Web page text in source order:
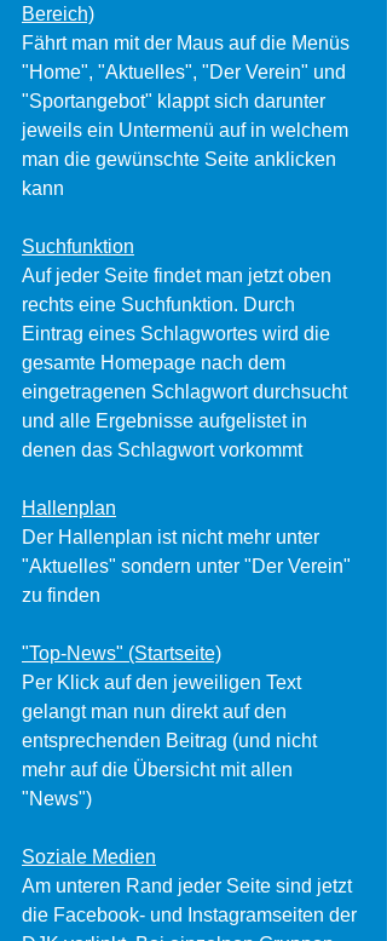
Bereich)
Fährt man mit der Maus auf die Menüs
"Home", "Aktuelles", "Der Verein" und
"Sportangebot" klappt sich darunter
jeweils ein Untermenü auf in welchem
man die gewünschte Seite anklicken
kann
Suchfunktion
Auf jeder Seite findet man jetzt oben
rechts eine Suchfunktion. Durch
Eintrag eines Schlagwortes wird die
gesamte Homepage nach dem
eingetragenen Schlagwort durchsucht
und alle Ergebnisse aufgelistet in
denen das Schlagwort vorkommt
Hallenplan
Der Hallenplan ist nicht mehr unter
"Aktuelles" sondern unter "Der Verein"
zu finden
"Top-News" (Startseite)
Per Klick auf den jeweiligen Text
gelangt man nun direkt auf den
entsprechenden Beitrag (und nicht
mehr auf die Übersicht mit allen
"News")
Soziale Medien
Am unteren Rand jeder Seite sind jetzt
die Facebook- und Instagramseiten der